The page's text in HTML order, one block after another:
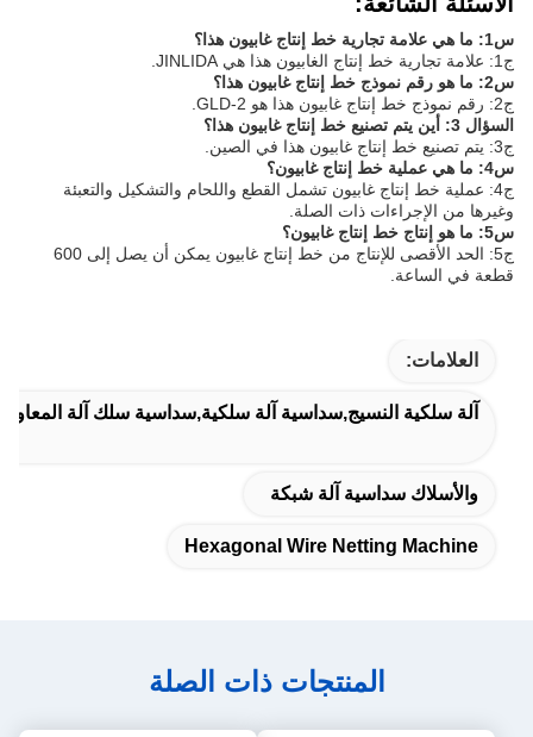
س1: ما هي علامة تجارية خط إنتاج غابيون هذا؟
ج1: علامة تجارية خط إنتاج الغابيون هذا هي JINLIDA.
س2: ما هو رقم نموذج خط إنتاج غابيون هذا؟
ج2: رقم نموذج خط إنتاج غابيون هذا هو GLD-2.
السؤال 3: أين يتم تصنيع خط إنتاج غابيون هذا؟
ج3: يتم تصنيع خط إنتاج غابيون هذا في الصين.
س4: ما هي عملية خط إنتاج غابيون؟
ج4: عملية خط إنتاج غابيون تشمل القطع واللحام والتشكيل والتعبئة
وغيرها من الإجراءات ذات الصلة.
س5: ما هو إنتاج خط إنتاج غابيون؟
ج5: الحد الأقصى للإنتاج من خط إنتاج غابيون يمكن أن يصل إلى 600
قطعة في الساعة.
العلامات:
آلة سلكية النسيج,سداسية آلة سلكية,سداسية سلك آلة
والأسلاك سداسية آلة شبكة
Hexagonal Wire Netting Machine
المنتجات ذات الصلة